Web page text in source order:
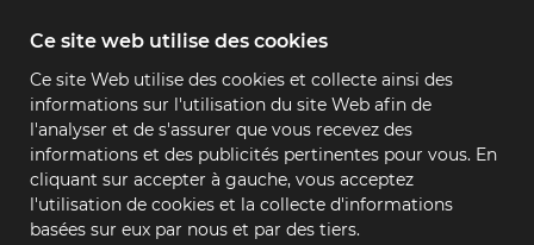
Ce site web utilise des cookies
Ce site Web utilise des cookies et collecte ainsi des
informations sur l'utilisation du site Web afin de
l'analyser et de s'assurer que vous recevez des
informations et des publicités pertinentes pour vous. En
cliquant sur accepter à gauche, vous acceptez
l'utilisation de cookies et la collecte d'informations
basées sur eux par nous et par des tiers.